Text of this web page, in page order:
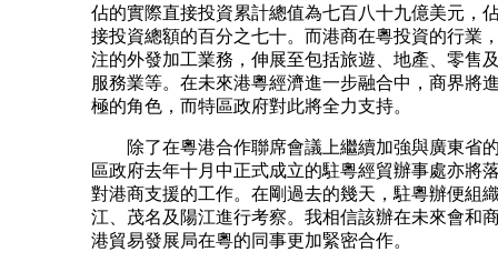
佔的實際直接投資累計總值為七百八十九億美元，
接投資總額的百分之七十。而港商在粵投資的行業
注的外發加工業務，伸展至包括旅遊、地產、零售
服務業等。在未來港粵經濟進一步融合中，商界將
極的角色，而特區政府對此將全力支持。
除了在粵港合作聯席會議上繼續加強與廣東省
區政府去年十月中正式成立的駐粵經貿辦事處亦將
對港商支援的工作。在剛過去的幾天，駐粵辦便組
江、茂名及陽江進行考察。我相信該辦在未來會和
港貿易發展局在粵的同事更加緊密合作。